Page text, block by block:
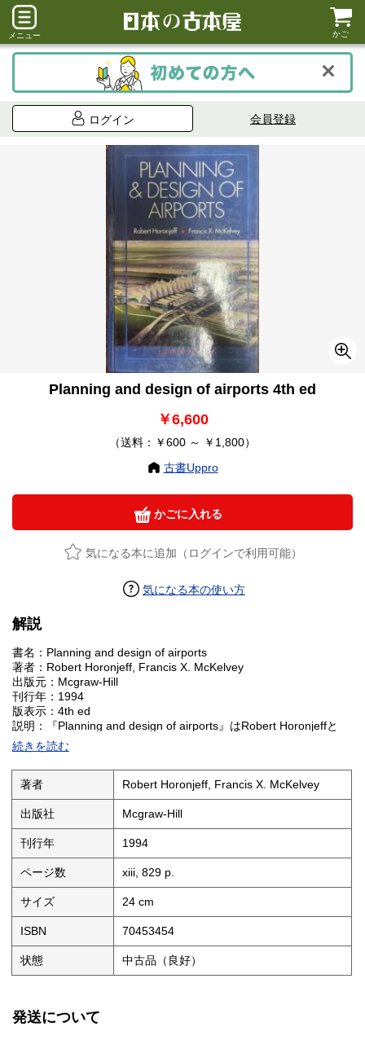
メニュー かご
ログイン 会員登録
Planning and design of airports 4th ed
￥6,600
（送料：￥600 ～ ￥1,800）
古書Uppro
かごに入れる
気になる本に追加（ログインで利用可能）
気になる本の使い方
解説
書名：Planning and design of airports
著者：Robert Horonjeff, Francis X. McKelvey
出版元：Mcgraw-Hill
刊行年：1994
版表示：4th ed
説明：『Planning and design of airports』はRobert Horonjeffと
Francis X. McKelveyによる空港の計画と設計に関する専門書で、
1994年にMcgraw-Hillから第4版として刊行されました。実務や学
術の両面で参考になりそうな内容が含まれていると考えられ、空
港施設の配置や運用に関する基礎的な視点を学びたい方に向いて
いるかもしれません。専門的な用語や具体例が多く用いられてい
る可能性があるため、関連分野に関心のある方に一読を勧められ
る一冊と言えるでしょう。
状態：
続きを読む
著者 Robert Horonjeff, Francis X. McKelvey
出版社 Mcgraw-Hill
刊行年 1994
ページ数 xiii, 829 p.
サイズ 24 cm
ISBN 70453454
状態 中古品（良好）
発送について